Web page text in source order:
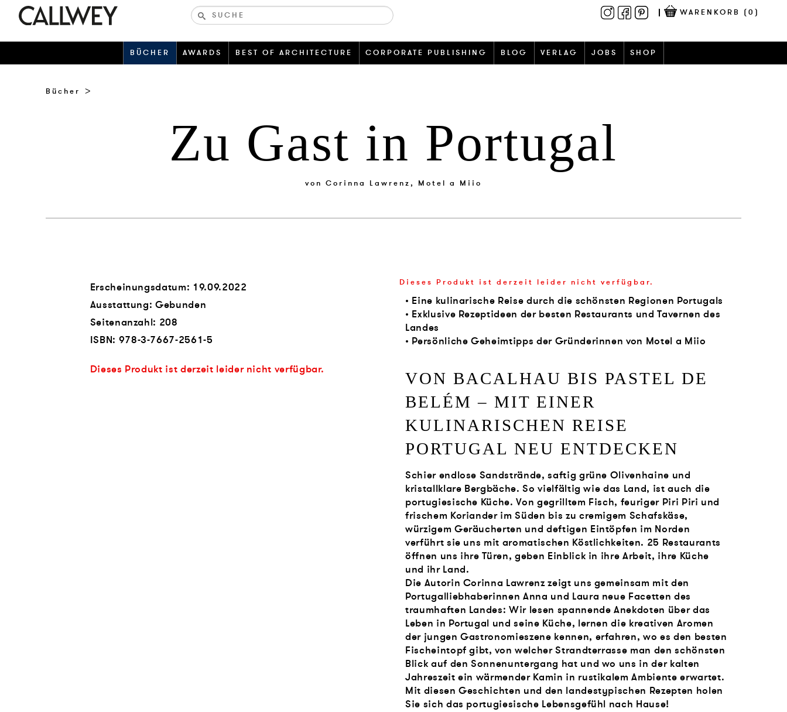
Bücher-
und
zeitschriften
WARENKORB (0)
BÜCHER AWARDS BEST OF ARCHITECTURE CORPORATE PUBLISHING BLOG VERLAG JOBS SHOP
Bücher
Zu Gast in Portugal
von Corinna Lawrenz, Motel a Miio
Erscheinungsdatum: 19.09.2022
Ausstattung: Gebunden
Seitenanzahl: 208
ISBN: 978-3-7667-2561-5
Dieses Produkt ist derzeit leider nicht verfügbar.
Dieses Produkt ist derzeit leider nicht verfügbar.
• Eine kulinarische Reise durch die schönsten Regio­nen Portugals
• Exklusive Rezeptideen der besten Restaurants und Tavernen des
Landes
• Persönliche Geheimtipps der Gründerinnen von Motel a Miio
VON BACALHAU BIS PASTEL DE
BELÉM – MIT EINER
KULINARISCHEN REISE
PORTUGAL NEU ENTDECKEN
Schier endlose Sandstrände, saftig grüne Olivenhaine und
kristallklare Bergbäche. So vielfältig wie das Land, ist auch die
portugiesische Küche. Von gegrilltem Fisch, feuriger Piri Piri und
frischem Koriander im Süden bis zu cremigem Schafskäse,
würzigem Geräucherten und deftigen Eintöpfen im Norden
verführt sie uns mit aromatischen Köstlichkeiten. 25 Restaurants
öffnen uns ihre Türen, geben Einblick in ihre Arbeit, ihre Küche
und ihr Land.
Die Autorin Corinna Lawrenz zeigt uns gemeinsam mit den
Portugalliebhaberinnen Anna und Laura neue Facetten des
traumhaften Landes: Wir lesen spannende Anekdoten über das
Leben in Portugal und seine Küche, lernen die kreativen Aromen
der jungen Gastronomieszene kennen, erfahren, wo es den besten
Fischeintopf gibt, von welcher Strandterrasse man den schönsten
Blick auf den Sonnenuntergang hat und wo uns in der kalten
Jahreszeit ein wärmender Kamin in rustikalem Ambiente erwartet.
Mit diesen Geschichten und den landestypischen Rezepten holen
Sie sich das portugiesische Lebensgefühl nach Hause!